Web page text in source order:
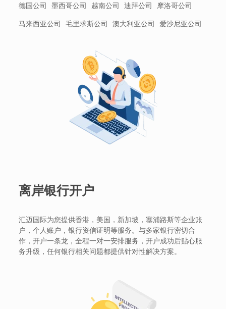
德国公司 墨西哥公司 越南公司 迪拜公司 摩洛哥公司
马来西亚公司 毛里求斯公司 澳大利亚公司 爱沙尼亚公司
离岸银行开户
汇迈国际为您提供香港，美国，新加坡，塞浦路斯等企业账
户，个人账户，银行资信证明等服务。与多家银行密切合
作，开户一条龙，全程一对一安排服务，开户成功后贴心服
务升级，任何银行相关问题都提供针对性解决方案。